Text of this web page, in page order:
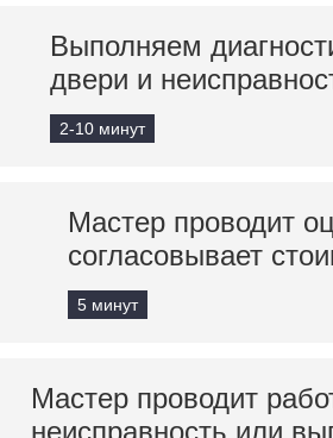
Выполняем
двери и
2-10 минут
Мастер проводит
согласовывает
5 минут
Мастер проводит
неисправность или